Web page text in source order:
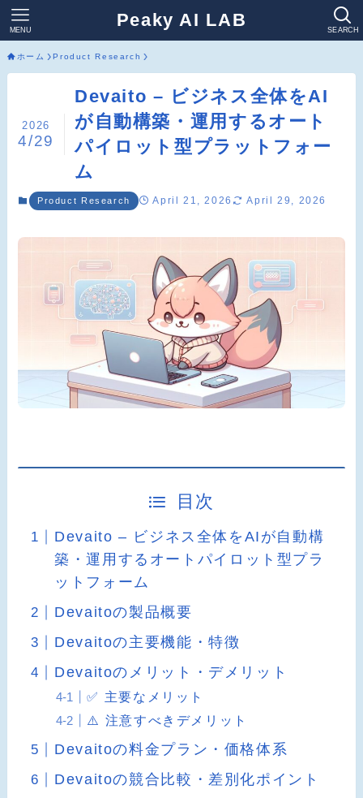
Peaky AI LAB SEARCH
MENU
ホーム Product Research
Devaito – ビジネス全体をAI
が自動構築・運用するオート
パイロット型プラットフォー
ム
2026
4/29
Product Research April 21, 2026 April 29, 2026
目次
Devaito – ビジネス全体をAIが自動構
築・運用するオートパイロット型プラ
ットフォーム
Devaitoの製品概要
Devaitoの主要機能・特徴
Devaitoのメリット・デメリット
✅ 主要なメリット
⚠️ 注意すべきデメリット
Devaitoの料金プラン・価格体系
Devaitoの競合比較・差別化ポイント